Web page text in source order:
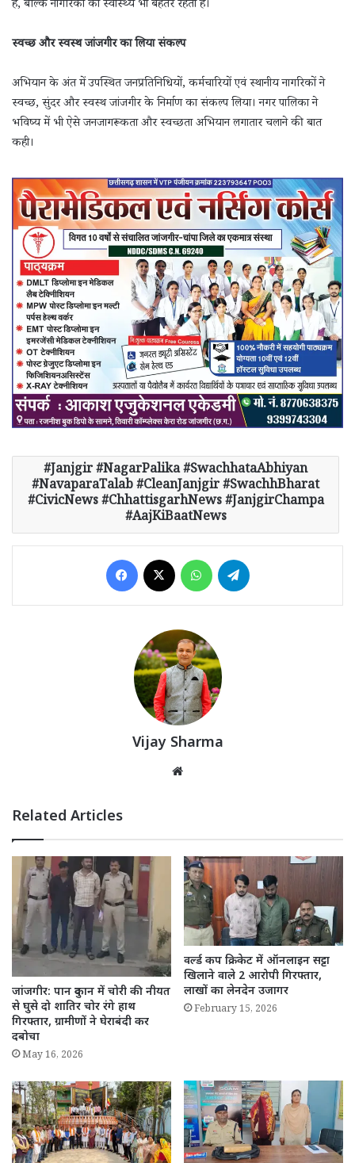
है, बल्कि नागरिकों का स्वास्थ्य भी बेहतर रहता है।
स्वच्छ और स्वस्थ जांजगीर का लिया संकल्प
अभियान के अंत में उपस्थित जनप्रतिनिधियों, कर्मचारियों एवं स्थानीय नागरिकों ने
स्वच्छ, सुंदर और स्वस्थ जांजगीर के निर्माण का संकल्प लिया। नगर पालिका ने
भविष्य में भी ऐसे जनजागरूकता और स्वच्छता अभियान लगातार चलाने की बात
कही।
Janjgir #NagarPalika #SwachhataAbhiyan
#NavaparaTalab #CleanJanjgir #SwachhBharat
#CivicNews #ChhattisgarhNews #JanjgirChampa
#AajKiBaatNews
Facebook WhatsApp
Vijay Sharma
Related Articles
जांजगीर: पान दुकान में चोरी की नीयत
से घुसे दो शातिर चोर रंगे हाथ
गिरफ्तार, ग्रामीणों ने घेराबंदी कर
दबोचा
May 16, 2026
वर्ल्ड कप क्रिकेट में ऑनलाइन सट्टा
खिलाने वाले 2 आरोपी गिरफ्तार,
लाखों का लेनदेन उजागर
February 15, 2026